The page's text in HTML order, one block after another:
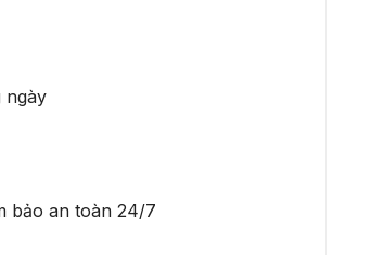
ngày
bảo an toàn 24/7